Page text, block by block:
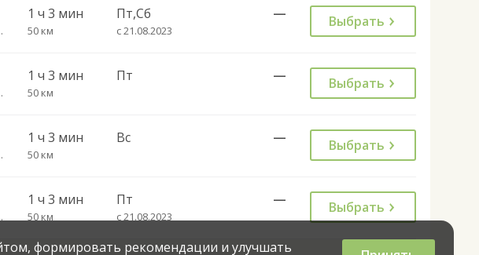
пов.
1 ч 3 мин
50 км
Пт,Сб
с 21.08.2023
— Выбрать
пов.
1 ч 3 мин
50 км
Пт — Выбрать
пов.
1 ч 3 мин
50 км
Вс — Выбрать
пов.
1 ч 3 мин
50 км
Пт
с 21.08.2023
— Выбрать
формировать рекомендации и улучшать